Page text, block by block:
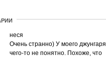
неся
Очень странно) У моего джунгаря
чего-то не понятно. Похоже, что